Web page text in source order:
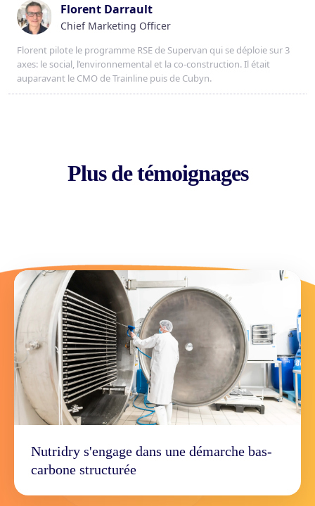
Florent Darrault
Chief Marketing Officer
Florent pilote le programme RSE de Supervan qui se déploie sur 3
axes: le social, l’environnemental et la co-construction. Il était
auparavant le CMO de Trainline puis de Cubyn.
Plus de témoignages
Nutridry s'engage dans une démarche bas-
carbone structurée